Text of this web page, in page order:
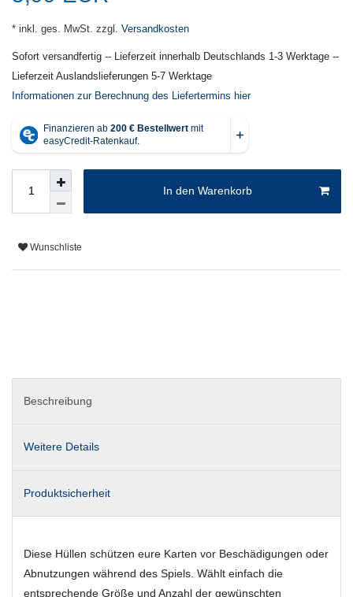
* inkl. ges. MwSt. zzgl. Versandkosten
Sofort versandfertig -- Lieferzeit innerhalb Deutschlands 1-3 Werktage --
Lieferzeit Auslandslieferungen 5-7 Werktage
Informationen zur Berechnung des Liefertermins hier
In den Warenkorb
Wunschliste
Beschreibung
Weitere Details
Produktsicherheit
Diese Hüllen schützen eure Karten vor Beschädigungen oder
Abnutzungen während des Spiels. Wählt einfach die
entsprechende Größe und Anzahl der gewünschten